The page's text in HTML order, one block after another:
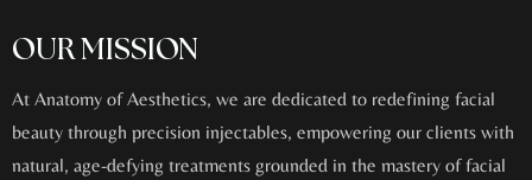
OUR MISSION
At Anatomy of Aesthetics, we are dedicated to redefining facial
beauty through precision injectables, empowering our clients with
natural, age-defying treatments grounded in the mastery of facial